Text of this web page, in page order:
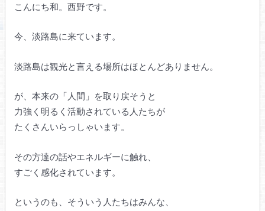
こんにち和。西野です。
今、淡路島に来ています。
淡路島は観光と言える場所はほとんどありません。
が、本来の「人間」を取り戻そうと
力強く明るく活動されている人たちが
たくさんいらっしゃいます。
その方達の話やエネルギーに触れ、
すごく感化されています。
というのも、そういう人たちはみんな、